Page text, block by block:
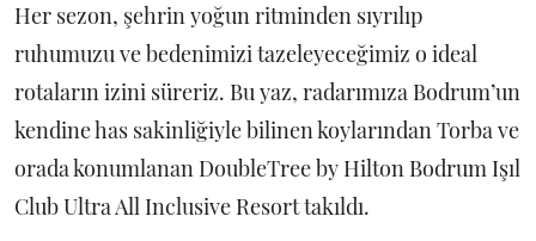
Her sezon, şehrin yoğun ritminden sıyrılıp
ruhumuzu ve bedenimizi tazeleyeceğimiz o ideal
rotaların izini süreriz. Bu yaz, radarımıza Bodrum’un
kendine has sakinliğiyle bilinen koylarından Torba ve
orada konumlanan DoubleTree by Hilton Bodrum Işıl
Club Ultra All Inclusive Resort takıldı.